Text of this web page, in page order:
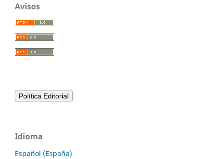
Avisos
Idioma
Español (España)